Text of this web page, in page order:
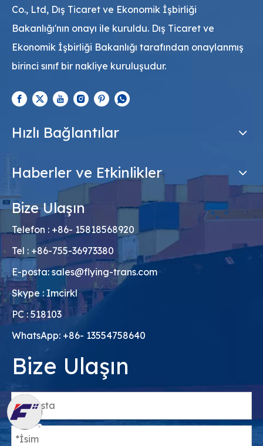
Co., Ltd, Dış Ticaret ve Ekonomik İşbirliği
Bakanlığı'nın onayı ile kuruldu. Dış Ticaret ve
Ekonomik İşbirliği Bakanlığı tarafından onaylanmış
birinci sınıf bir nakliye kuruluşudur.
Hızlı Bağlantılar
Haberler ve Etkinlikler
Bize Ulaşın
Telefon : +86- 15818568920
Tel : +86-755-36973380
E-posta:sales@flying-trans.com
Skype : Imcirkl
PC : 518103
WhatsApp: +86- 13554758640
Bize Ulaşın